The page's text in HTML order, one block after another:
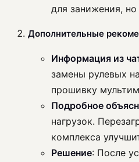
для занижения,
Дополнительные
Информация из
замены рулевых
прошивку
Подробное
нагрузок.
комплекса
Решение: После